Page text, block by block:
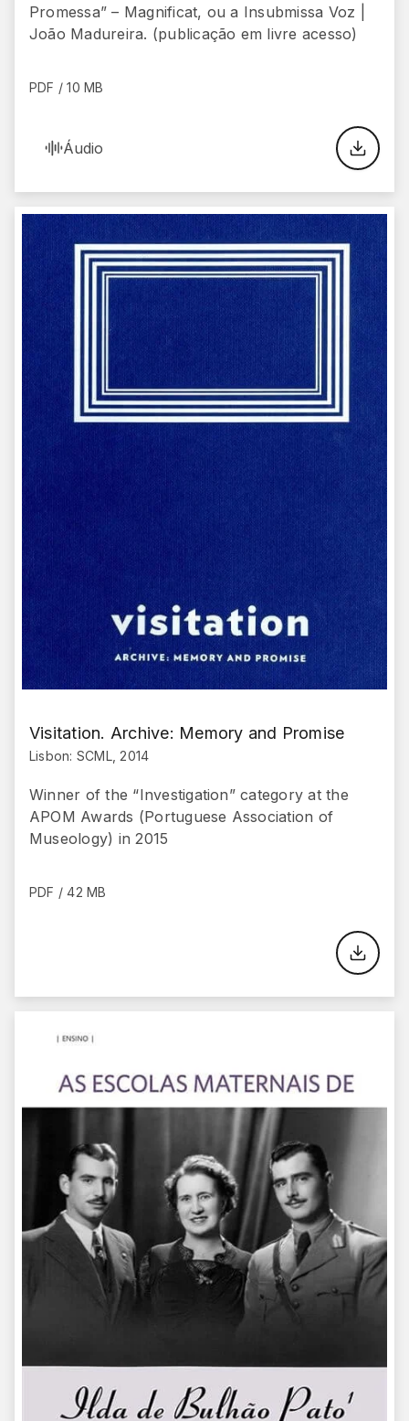
Promessa” – Magnificat, ou a Insubmissa Voz |
João Madureira. (publicação em livre acesso)
PDF / 10 MB
Áudio
Visitation. Archive: Memory and Promise
Lisbon: SCML, 2014
Winner of the “Investigation” category at the
APOM Awards (Portuguese Association of
Museology) in 2015
PDF / 42 MB